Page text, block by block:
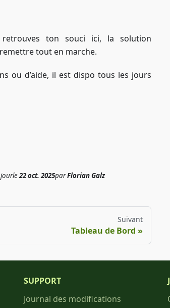
ton souci ici, la solution
tout en marche.
ou d’aide, il est dispo tous les jours
le22 oct. 2025parFlorian Galz
Suivant
Tableau de Bord
SUPPORT
Journal des modifications